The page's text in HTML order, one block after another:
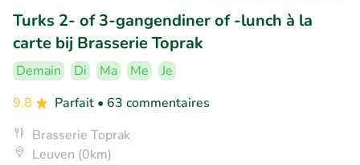
Turks 2- of 3-gangendiner of -lunch à la
carte bij Brasserie Toprak
Demain Di Ma Me
Je
9.8
Parfait • 63 commentaires
Brasserie Toprak
Leuven (0km)